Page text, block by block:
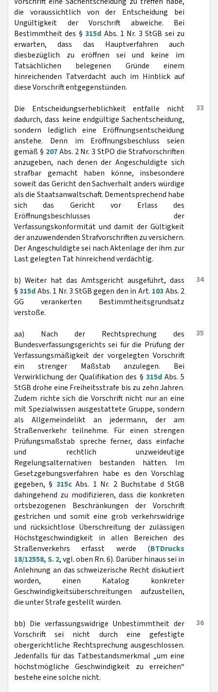
die voraussichtlich von der Entscheidung bei
Ungültigkeit der Vorschrift abweiche. Bei
Bestimmtheit des §315d Abs. 1 Nr. 3 StGB sei zu
erwarten, dass das Hauptverfahren auch
diesbezüglich zu eröffnen sei und keine im
Tatsächlichen belegenen Gründe einem
hinreichenden Tatverdacht auch im Hinblick auf
diese Vorschrift entgegenstünden.
33
Die Entscheidungserheblichkeit entfalle nicht
dadurch, dass keine endgültige Sachentscheidung,
sondern lediglich eine Eröffnungsentscheidung
anstehe. Denn im Eröffnungsbeschluss seien
gemäß § 207Abs. 2 Nr. 3 StPO die Strafvorschriften
anzugeben, nach denen der Angeschuldigte sich
strafbar gemacht haben könne, insbesondere
soweit das Gericht den Sachverhalt anders würdige
als die Staatsanwaltschaft. Dementsprechend habe
sich das Gericht vor Erlass des
Eröffnungsbeschlusses der
Verfassungskonformität und damit der Gültigkeit
der anzuwendenden Strafvorschriften zu versichern.
Der Angeschuldigte sei nach Aktenlage der ihm zur
Last gelegten Tat hinreichend verdächtig.
34
b) Weiter hat das Amtsgericht ausgeführt, dass
§315dAbs. 1 Nr. 3 StGB gegen den in Art. 103Abs. 2
GG verankerten Bestimmtheitsgrundsatz
verstoße.
35
aa) Nach der Rechtsprechung des
Bundesverfassungsgerichts sei für die Prüfung der
Verfassungsmäßigkeit der vorgelegten Vorschrift
ein strenger Maßstab anzulegen. Bei
Verwirklichung der Qualifikation des § 315dAbs. 5
StGB drohe eine Freiheitsstrafe bis zu zehn Jahren.
Zudem richte sich die Vorschrift nicht nur an eine
mit Spezialwissen ausgestattete Gruppe, sondern
als Allgemeindelikt an jedermann, der am
Straßenverkehr teilnehme. Für einen strengen
Prüfungsmaßstab spreche ferner, dass einfache
und rechtlich unzweideutige
Regelungsalternativen bestanden hätten. Im
Gesetzgebungsverfahren habe es den Vorschlag
gegeben, § 315cAbs. 1 Nr. 2 Buchstabe d StGB
dahingehend zu modifizieren, dass die konkreten
ortsbezogenen Beschränkungen der Vorschrift
gestrichen und somit eine grob verkehrswidrige
und rücksichtlose Überschreitung der zulässigen
Höchstgeschwindigkeit in allen Bereichen des
Straßenverkehrs erfasst werde (BTDrucks
18/12558, S. 2, vgl. oben Rn. 6). Darüber hinaus sei in
Anlehnung an das schweizerische Recht diskutiert
worden, einen Katalog konkreter
Geschwindigkeitsüberschreitungen aufzustellen,
die unter Strafe gestellt würden.
36
bb) Die verfassungswidrige Unbestimmtheit der
Vorschrift sei nicht durch eine gefestigte
obergerichtliche Rechtsprechung ausgeschlossen.
Jedenfalls für das Tatbestandsmerkmal „um eine
höchstmögliche Geschwindigkeit zu erreichen“
bestehe eine solche nicht.